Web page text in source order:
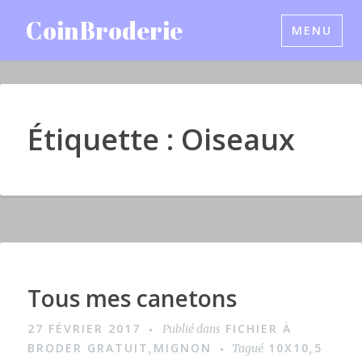
contenu
principal
CoinBroderie MENU
Étiquette : Oiseaux
I
a
Tous mes canetons
27 FÉVRIER 2017 Publié dans FICHIER À
BRODER GRATUIT, MIGNON Tagué 10X10, 5